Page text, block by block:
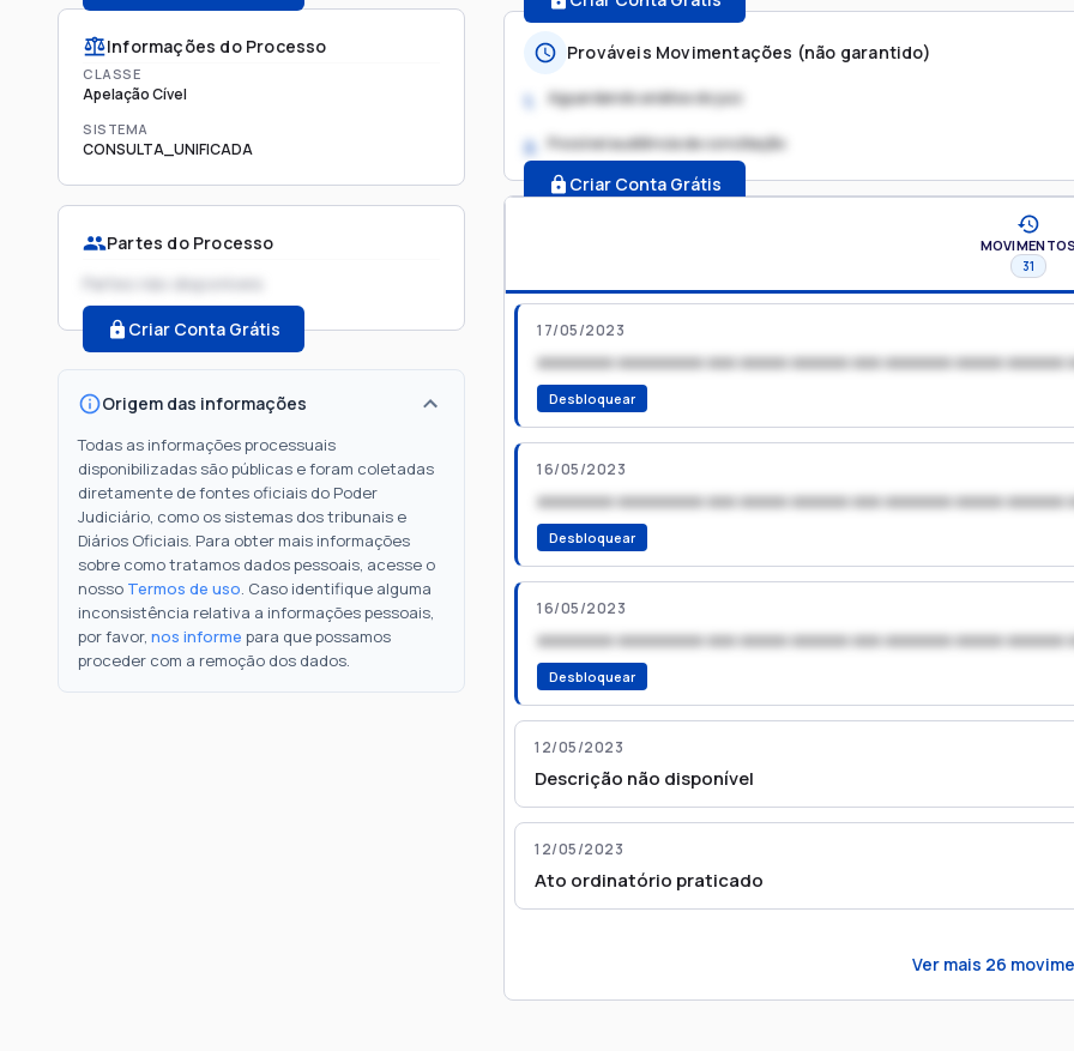
Informações do Processo
CLASSE
Apelação Cível
SISTEMA
CONSULTA_UNIFICADA
Partes do Processo
Partes não disponíveis
Criar Conta Grátis
Origem das informações
Todas as informações processuais
disponibilizadas são públicas e foram coletadas
diretamente de fontes oficiais do Poder
Judiciário, como os sistemas dos tribunais e
Diários Oficiais. Para obter mais informações
sobre como tratamos dados pessoais, acesse o
nosso Termos de uso. Caso identifique alguma
inconsistência relativa a informações pessoais,
por favor, nos informe para que possamos
proceder com a remoção dos dados.
Prováveis Movimentações (não garantido)
1. Aguardando análise do juiz
2. Possível audiência de conciliação
Criar Conta Grátis
MOVIMENTOS
31
17/05/2023
xxxxxxxx xxxxxxxxx xxx xxxxx xxxxxx xxx xxxxxxx xxxxx xxxxxx
Desbloquear
16/05/2023
xxxxxxxx xxxxxxxxx xxx xxxxx xxxxxx xxx xxxxxxx xxxxx xxxxxx
Desbloquear
16/05/2023
xxxxxxxx xxxxxxxxx xxx xxxxx xxxxxx xxx xxxxxxx xxxxx xxxxxx
Desbloquear
12/05/2023
Descrição não disponível
12/05/2023
Ato ordinatório praticado
Ver mais 26